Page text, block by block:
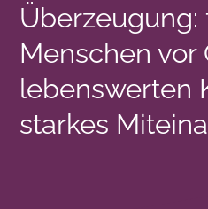
Überzeugung:
Menschen vor
lebenswerten
starkes